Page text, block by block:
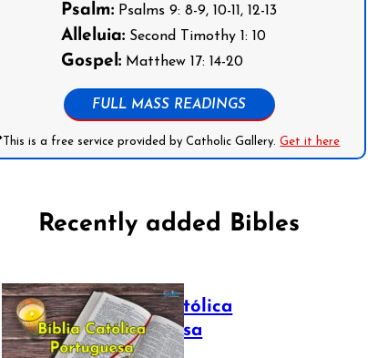
Psalm: Psalms 9: 8-9, 10-11, 12-13
Alleluia: Second Timothy 1: 10
Gospel: Matthew 17: 14-20
FULL MASS READINGS
is a free service provided by Catholic Gallery.Get it here
Recently added Bibles
Bíblia Católica
Portuguesa